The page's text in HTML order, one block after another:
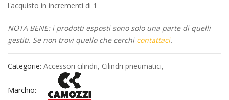
l'acquisto in incrementi di 1
NOTA BENE: i prodotti esposti sono solo una parte di quelli
gestiti. Se non trovi quello che cerchi contattaci.
Categorie: Accessori cilindri, Cilindri pneumatici,
Marchio: